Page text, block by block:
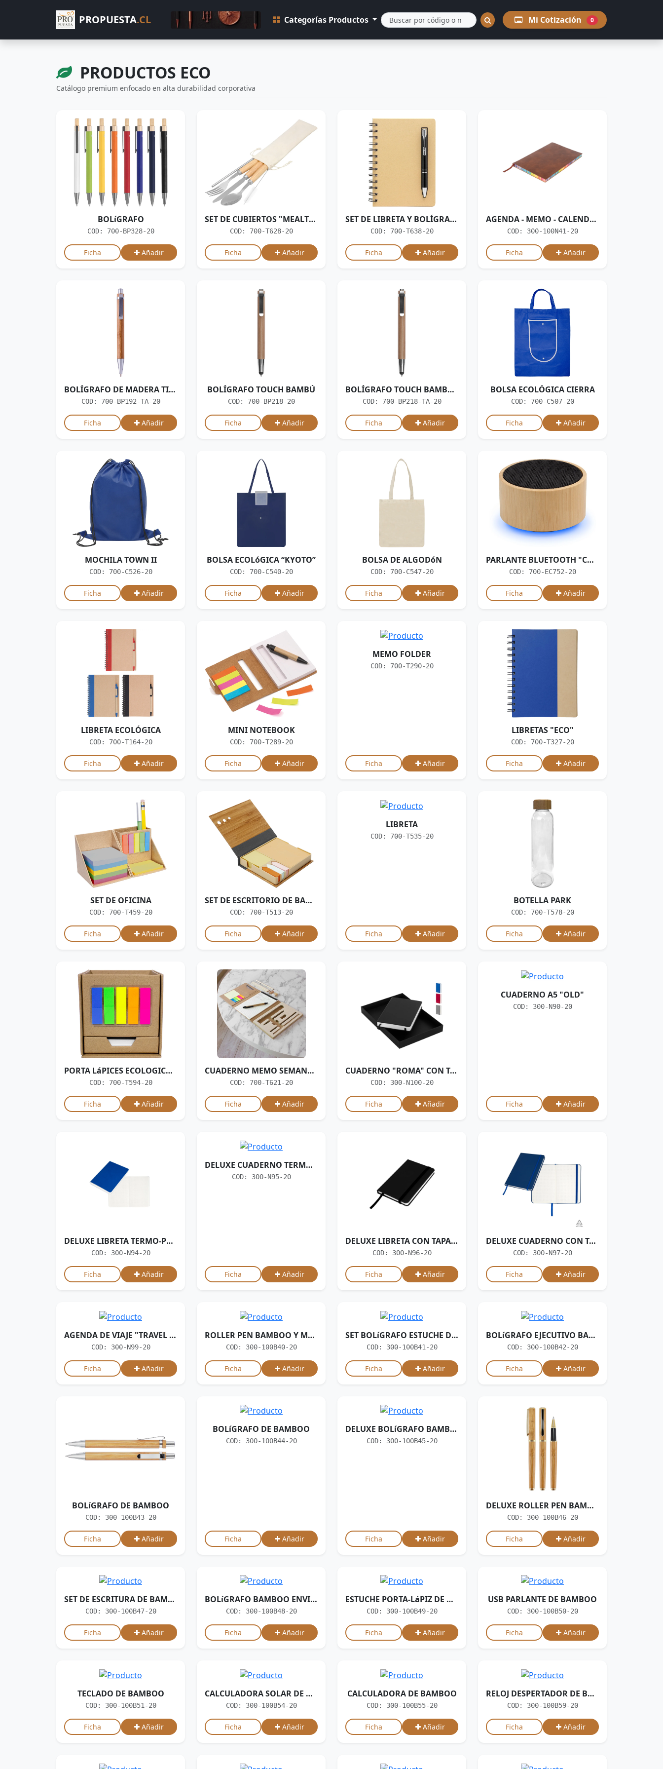
PROPUESTA.CL Categorías Productos Mi Cotización 0
PRODUCTOS ECO
Catálogo premium enfocado en alta durabilidad corporativa
BOLíGRAFO
COD: 700-BP328-20
Ficha Añadir
SET DE CUBIERTOS "MEALTIME"
COD: 700-T628-20
Ficha Añadir
SET DE LIBRETA Y BOLÍGRAFO
COD: 700-T638-20
Ficha Añadir
AGENDA - MEMO - CALENDARIO "THOMSON" DE ECO-CUERO
COD: 300-100N41-20
Ficha Añadir
BOLÍGRAFO DE MADERA TINTA AZUL
COD: 700-BP192-TA-20
Ficha Añadir
BOLÍGRAFO TOUCH BAMBÚ
COD: 700-BP218-20
Ficha Añadir
BOLÍGRAFO TOUCH BAMBÚ TINTA AZUL
COD: 700-BP218-TA-20
Ficha Añadir
BOLSA ECOLÓGICA CIERRA
COD: 700-C507-20
Ficha Añadir
MOCHILA TOWN II
COD: 700-C526-20
Ficha Añadir
BOLSA ECOLóGICA “KYOTO”
COD: 700-C540-20
Ficha Añadir
BOLSA DE ALGODóN
COD: 700-C547-20
Ficha Añadir
PARLANTE BLUETOOTH "CANNES"
COD: 700-EC752-20
Ficha Añadir
LIBRETA ECOLÓGICA
COD: 700-T164-20
Ficha Añadir
MINI NOTEBOOK
COD: 700-T289-20
Ficha Añadir
MEMO FOLDER
COD: 700-T290-20
Ficha Añadir
LIBRETAS "ECO"
COD: 700-T327-20
Ficha Añadir
SET DE OFICINA
COD: 700-T459-20
Ficha Añadir
SET DE ESCRITORIO DE BAMBÚ
COD: 700-T513-20
Ficha Añadir
LIBRETA
COD: 700-T535-20
Ficha Añadir
BOTELLA PARK
COD: 700-T578-20
Ficha Añadir
PORTA LáPICES ECOLOGICO ¨MALIBú¨
COD: 700-T594-20
Ficha Añadir
CUADERNO MEMO SEMANAL WORKIT
COD: 700-T621-20
Ficha Añadir
CUADERNO "ROMA" CON TAPA DURA DE ECO-CUERO Y 196 HOJAS.
COD: 300-N100-20
Ficha Añadir
CUADERNO A5 "OLD"
COD: 300-N90-20
Ficha Añadir
DELUXE LIBRETA TERMO-PU MODELO "SOFT"
COD: 300-N94-20
Ficha Añadir
DELUXE CUADERNO TERMO-PU MODELO "SOFT"
COD: 300-N95-20
Ficha Añadir
DELUXE LIBRETA CON TAPA DE ECO-CUERO RECICLADO
COD: 300-N96-20
Ficha Añadir
DELUXE CUADERNO CON TAPA DE ECO-CUERO RECICLADO
COD: 300-N97-20
Ficha Añadir
AGENDA DE VIAJE "TRAVEL JOURNAL"
COD: 300-N99-20
Ficha Añadir
ROLLER PEN BAMBOO Y METAL
COD: 300-100B40-20
Ficha Añadir
SET BOLíGRAFO ESTUCHE DE BAMBOO
COD: 300-100B41-20
Ficha Añadir
BOLíGRAFO EJECUTIVO BAMBOO
COD: 300-100B42-20
Ficha Añadir
BOLíGRAFO DE BAMBOO
COD: 300-100B43-20
Ficha Añadir
BOLíGRAFO DE BAMBOO
COD: 300-100B44-20
Ficha Añadir
DELUXE BOLíGRAFO BAMBOO/METAL
COD: 300-100B45-20
Ficha Añadir
DELUXE ROLLER PEN BAMBOO
COD: 300-100B46-20
Ficha Añadir
SET DE ESCRITURA DE BAMBOO
COD: 300-100B47-20
Ficha Añadir
BOLíGRAFO BAMBOO ENVIRO
COD: 300-100B48-20
Ficha Añadir
ESTUCHE PORTA-LáPIZ DE BAMBOO
COD: 300-100B49-20
Ficha Añadir
USB PARLANTE DE BAMBOO
COD: 300-100B50-20
Ficha Añadir
TECLADO DE BAMBOO
COD: 300-100B51-20
Ficha Añadir
CALCULADORA SOLAR DE BAMBOO
COD: 300-100B54-20
Ficha Añadir
CALCULADORA DE BAMBOO
COD: 300-100B55-20
Ficha Añadir
RELOJ DESPERTADOR DE BAMBOO
COD: 300-100B59-20
Ficha Añadir